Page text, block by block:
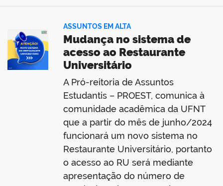
ASSUNTOS EM ALTA
Mudança no sistema de
acesso ao Restaurante
Universitário
A Pró-reitoria de Assuntos
Estudantis – PROEST, comunica à
comunidade acadêmica da UFNT
que a partir do mês de junho/2024
funcionará um novo sistema no
Restaurante Universitário, portanto
o acesso ao RU será mediante
apresentação do número de